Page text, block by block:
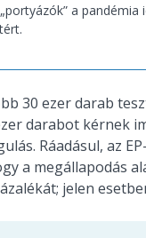
a
30 ezer darab
darabot kérnek
Ráadásul, az
a megállapodás
jelen